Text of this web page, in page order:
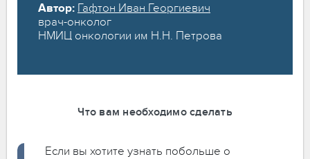
Автор: Гафтон Иван Георгиевич
врач-онколог
НМИЦ онкологии им Н.Н. Петрова
Что вам необходимо сделать
Если вы хотите узнать побольше о